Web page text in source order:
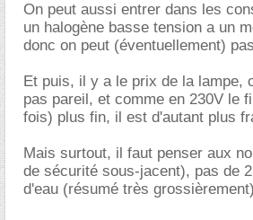
On peut aussi entrer dans les
un halogène basse tension a un
donc on peut (éventuellement)
Et puis, il y a le prix de la lampe,
pas pareil, et comme en 230V le
fois) plus fin, il est d'autant plus
Mais surtout, il faut penser aux
de sécurité sous-jacent), pas de
d'eau (résumé très